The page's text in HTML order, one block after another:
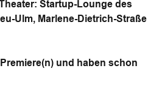
Startup-Lounge des
Ulm, Marlene-Dietrich-Straße
und haben schon